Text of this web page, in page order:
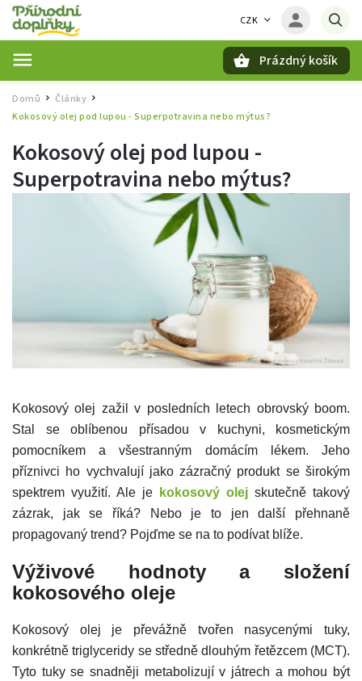
CZK
Prázdný košík
Domů / Články /
Kokosový olej pod lupou - Superpotravina nebo mýtus?
Kokosový olej pod lupou -
Superpotravina nebo mýtus?
Kokosový olej zažil v posledních letech obrovský boom.
Stal se oblíbenou přísadou v kuchyni, kosmetickým
pomocníkem a všestranným domácím lékem. Jeho
příznivci ho vychvalují jako zázračný produkt se širokým
spektrem využití. Ale je
kokosový olej skutečně takový
zázrak, jak se říká? Nebo je to jen další přehnaně
propagovaný trend? Pojďme se na to podívat blíže.
Výživové hodnoty a složení
kokosového oleje
Kokosový olej je převážně tvořen nasycenými tuky,
konkrétně triglyceridy se středně dlouhým řetězcem (MCT).
Tyto tuky se snadněji metabolizují v játrech a mohou být